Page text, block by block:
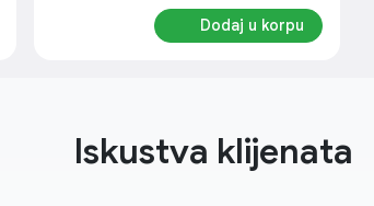
Dodaj u korpu
Iskustva klijenata